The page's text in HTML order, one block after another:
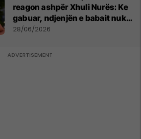
reagon ashpër Xhuli Nurës: Ke
gabuar, ndjenjën e babait nuk
mund t'ia plotësosh kurrë
28/06/2026